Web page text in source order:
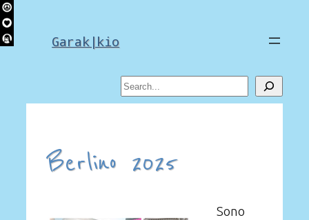
Skip
to
content Garak|kio
Search
Berlino 2025
Sono